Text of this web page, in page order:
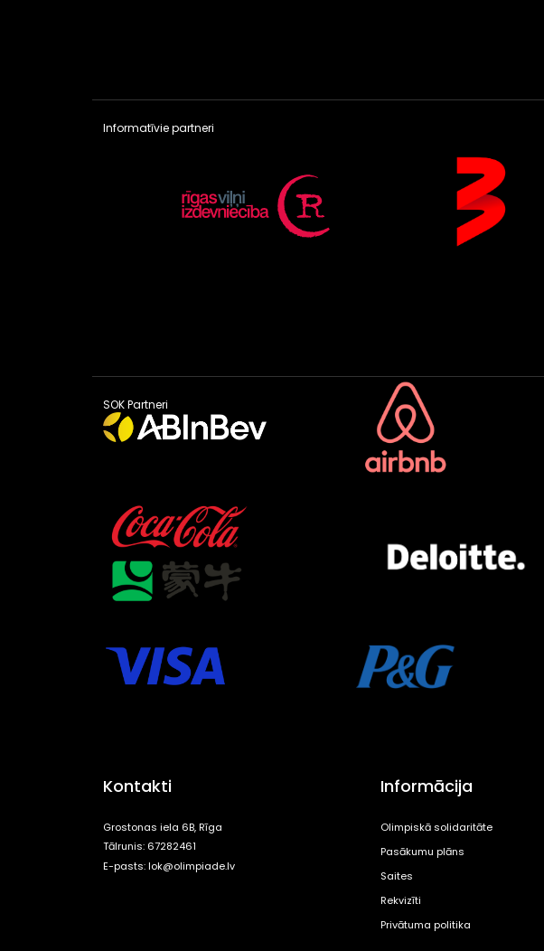
Informatīvie partneri
SOK Partneri
Kontakti
Grostonas iela 6B, Rīga
Tālrunis: 67282461
E-pasts:lok@olimpiade.lv
Informācija
Olimpiskā solidaritāte
Pasākumu plāns
Saites
Rekvizīti
Privātuma politika